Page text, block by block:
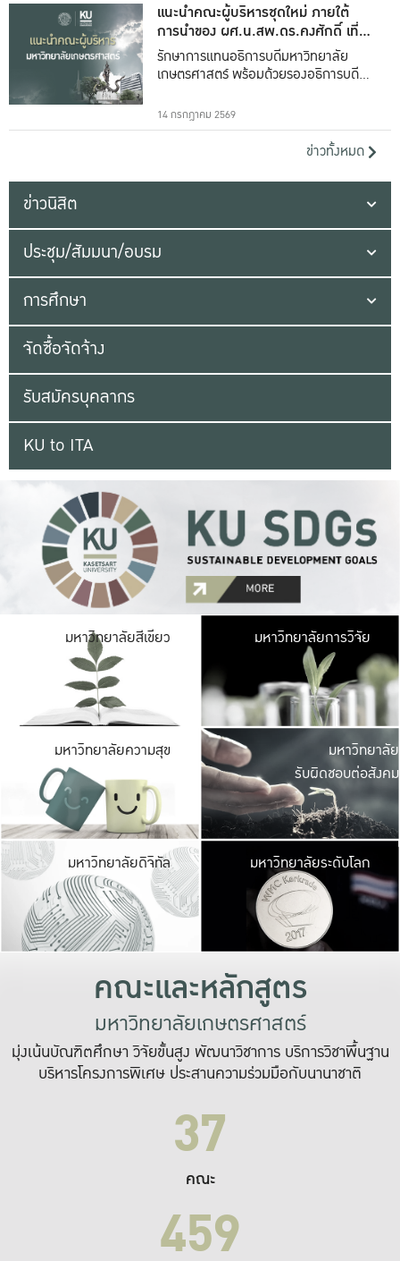
แนะนำคณะผู้บริหารชุดใหม่ ภายใต้
การนำของ ผศ.น.สพ.ดร.คงศักดิ์ เที่ยง
ธรรม
รักษาการแทนอธิการบดีมหาวิทยาลัย
เกษตรศาสตร์ พร้อมด้วยรองอธิการบดีทั้ง
14 กรกฎาคม 2569
ข่าวทั้งหมด
ข่าวนิสิต
ประชุม/สัมมนา/อบรม
การศึกษา
จัดซื้อจัดจ้าง
รับสมัครบุคลากร
KU to ITA
มหาวิทยาลัยสีเขียว มหาวิ
มีพื้นที่เขียวสดใส
เป็นป่าในเมือง เกษต
มหาวิทยาลัยการวิจัย
มหาวิทยาลัยความสุข มหาวิ
ค
เปิดประ
และพบเรื่องราวใ
มหาวิทยาลัย
รับผิดชอบต่อสังคม
มหาวิทยาลัยดิจิทัล มหาวิ
เปลี่ยนแปลง แล
เพื่อทำง
ระบบสารสนเทศ
มหาวิทยาลัยระดับโลก
คณะและหลักสูตร
มหาวิทยาลัยเกษตรศาสตร์
มุ่งเน้นบัณฑิตศึกษา วิจัยขั้นสูง พัฒนาวิชาการ บริการวิชาพื้นฐาน
บริหารโครงการพิเศษ ประสานความร่วมมือกับนานาชาติ
37
คณะ
459